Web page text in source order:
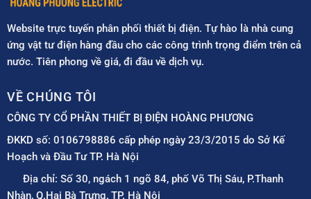
Website trực tuyến phân phối thiết bị điện. Tự hào là nhà cung
ứng vật tư điện hàng đầu cho các công trình trọng điểm trên cả
nước. Tiên phong về giá, đi đầu về dịch vụ.
VỀ CHÚNG TÔI
CÔNG TY CỔ PHẦN THIẾT BỊ ĐIỆN HOÀNG PHƯƠNG
ĐKKD số: 0106798886 cấp phép ngày 23/3/2015 do Sở Kế
Hoạch và Đầu Tư TP. Hà Nội
Địa chỉ: Số 30, ngách 1 ngõ 84, phố Võ Thị Sáu, P.Thanh
Nhàn, Q.Hai Bà Trưng, TP. Hà Nội